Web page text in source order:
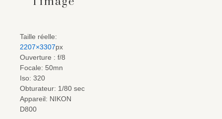
Taille réelle:
2207×3307px
Ouverture : f/8
Focale: 50mn
Iso: 320
Obturateur: 1/80 sec
Appareil: NIKON
D800